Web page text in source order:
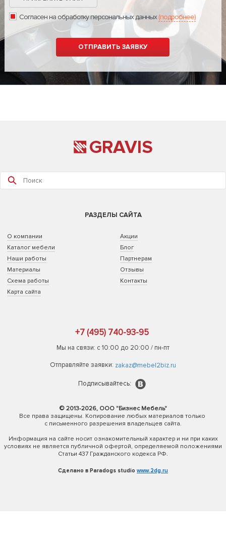
Согласен на обработку персональных данных(подробнее)
GRAVIS
РАЗДЕЛЫ САЙТА
О компании
Каталог мебели
Наши работы
Материалы
Схема работы
Карта сайта
Акции
Блог
Партнерам
Отзывы
Контакты
+7 (495) 740-93-95
Мы на связи: с 10:00 до 20:00 / пн-пт
Отправляйте заявки: zakaz@mebel2biz.ru
Подписывайтесь:
© 2013-2026, ООО "Бизнес Мебель"
Все права защищены. Копирование любых материалов только
с письменного разрешения владельцев сайта.
Информация на сайте носит ознакомительный характер и ни при каких
условиях не является публичной офертой, определяемой положениями
Статьи 437 Гражданского кодекса РФ.
Сделано в Paradogs studio www.2dg.ru